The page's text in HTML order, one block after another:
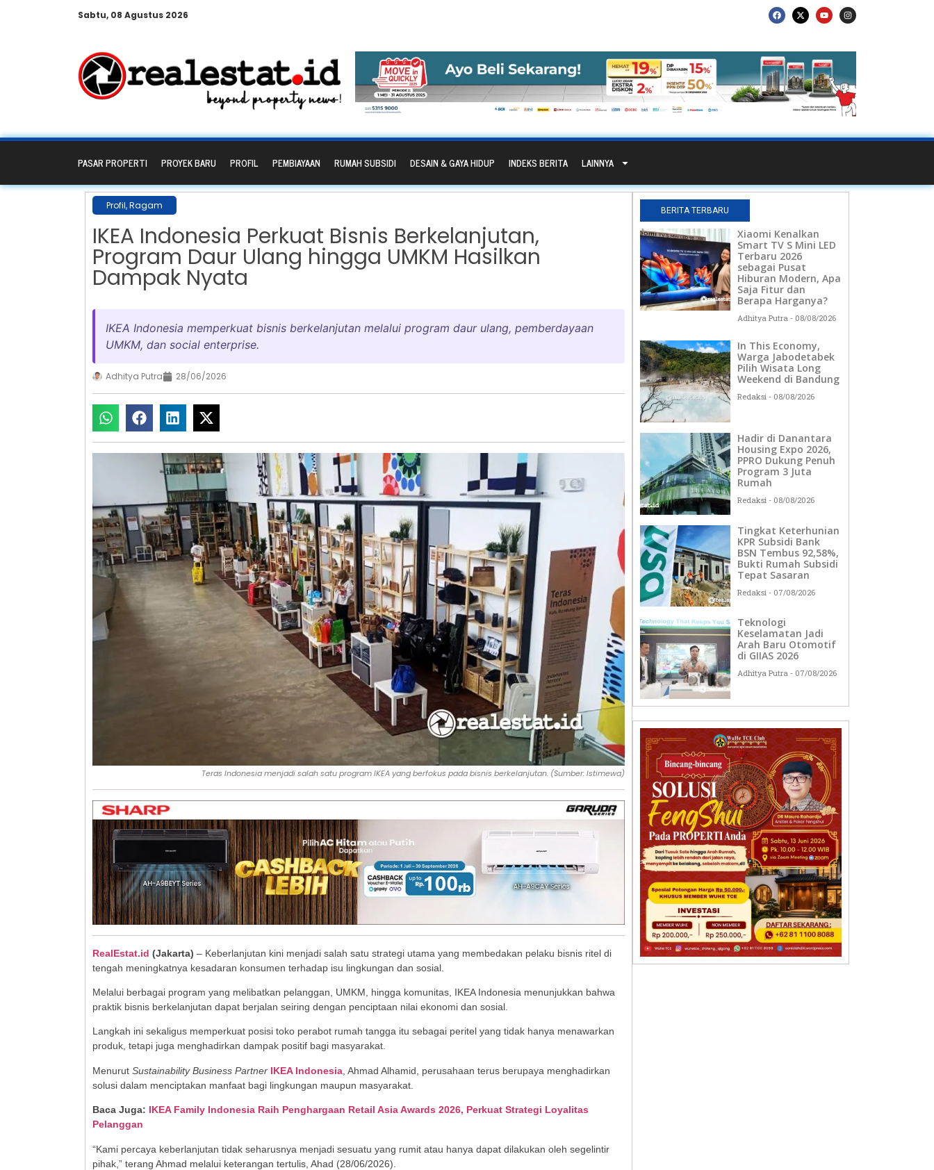
Sabtu, 08 Agustus 2026
PASAR PROPERTI PROYEK BARU PROFIL PEMBIAYAAN RUMAH SUBSIDI DESAIN & GAYA HIDUP INDEKS BERITA LAINNYA
Profil,Ragam
IKEA Indonesia Perkuat Bisnis Berkelanjutan,
Program Daur Ulang hingga UMKM Hasilkan
Dampak Nyata
IKEA Indonesia memperkuat bisnis berkelanjutan melalui program daur ulang, pemberdayaan
UMKM, dan social enterprise.
Adhitya Putra 28/06/2026
Teras Indonesia menjadi salah satu program IKEA yang berfokus pada bisnis berkelanjutan. (Sumber: Istimewa)
RealEstat.id (Jakarta) – Keberlanjutan kini menjadi salah satu strategi utama yang membedakan pelaku bisnis ritel di
tengah meningkatnya kesadaran konsumen terhadap isu lingkungan dan sosial.
Melalui berbagai program yang melibatkan pelanggan, UMKM, hingga komunitas, IKEA Indonesia menunjukkan bahwa
praktik bisnis berkelanjutan dapat berjalan seiring dengan penciptaan nilai ekonomi dan sosial.
Langkah ini sekaligus memperkuat posisi toko perabot rumah tangga itu sebagai peritel yang tidak hanya menawarkan
produk, tetapi juga menghadirkan dampak positif bagi masyarakat.
Menurut Sustainability Business Partner IKEA Indonesia , Ahmad Alhamid, perusahaan terus berupaya menghadirkan
solusi dalam menciptakan manfaat bagi lingkungan maupun masyarakat.
Baca Juga: IKEA Family Indonesia Raih Penghargaan Retail Asia Awards 2026, Perkuat Strategi Loyalitas
Pelanggan
“Kami percaya keberlanjutan tidak seharusnya menjadi sesuatu yang rumit atau hanya dapat dilakukan oleh segelintir
pihak,” terang Ahmad melalui keterangan tertulis, Ahad (28/06/2026).
BERITA TERBARU
Xiaomi Kenalkan
Smart TV S Mini LED
Terbaru 2026
sebagai Pusat
Hiburan Modern, Apa
Saja Fitur dan
Berapa Harganya?
Adhitya Putra 08/08/2026
In This Economy,
Warga Jabodetabek
Pilih Wisata Long
Weekend di Bandung
Redaksi 08/08/2026
Hadir di Danantara
Housing Expo 2026,
PPRO Dukung Penuh
Program 3 Juta
Rumah
Redaksi 08/08/2026
Tingkat Keterhunian
KPR Subsidi Bank
BSN Tembus 92,58%,
Bukti Rumah Subsidi
Tepat Sasaran
Redaksi 07/08/2026
Teknologi
Keselamatan Jadi
Arah Baru Otomotif
di GIIAS 2026
Adhitya Putra 07/08/2026